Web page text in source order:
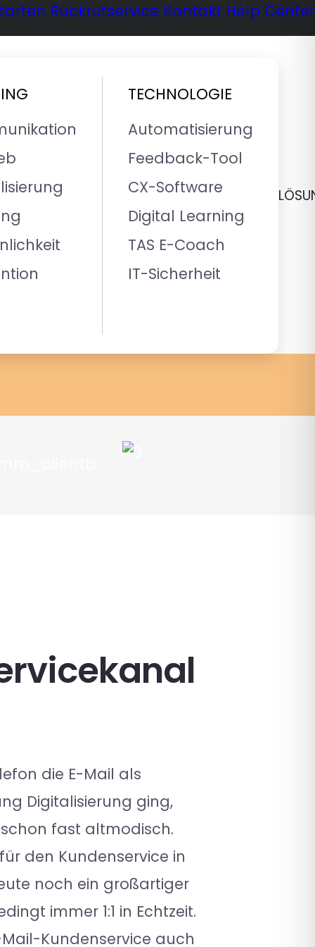
Rückrufservice Kontakt Help Center
TECHNOLOGIE
Automatisierung
Feedback-Tool
CX-Software
Digital Learning
TAS E-Coach
IT-Sicherheit
die E-Mail als
Digitalisierung ging,
fast altmodisch.
den Kundenservice in
noch ein großartiger
immer 1:1 in Echtzeit.
Kundenservice auch